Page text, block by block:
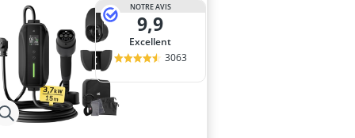
NOTRE AVIS
9,9
Excellent
3063